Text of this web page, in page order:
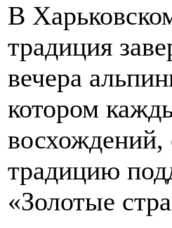
В
традиция
вечера
котором
традицию
«Золотые